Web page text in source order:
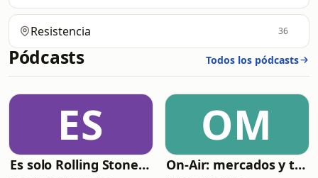
Resistencia 36
Pódcasts Todos los pódcasts
ES
Es solo Rolling Stones (el PodcaStone)
OM
On-Air: mercados y tendencias